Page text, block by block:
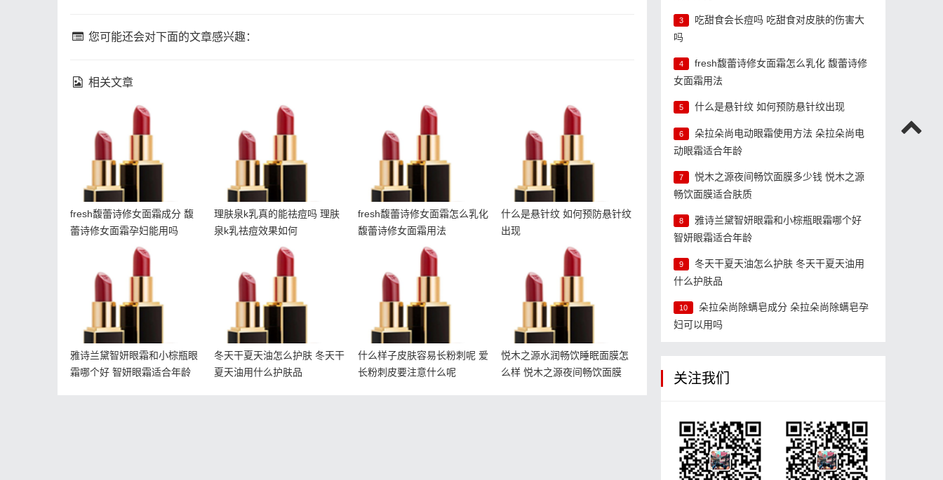
您可能还会对下面的文章感兴趣：
相关文章
fresh馥蕾诗修女面霜成分
fresh馥蕾诗修女面霜成分 馥
蕾诗修女面霜孕妇能用吗
理肤泉k乳真的能祛痘吗 理
理肤泉k乳真的能祛痘吗 理肤
泉k乳祛痘效果如何
fresh馥蕾诗修女面霜怎么
fresh馥蕾诗修女面霜怎么乳化
馥蕾诗修女面霜用法
什么是悬针纹 如何预防悬
什么是悬针纹 如何预防悬针纹
出现
雅诗兰黛智妍眼霜和小棕
合年龄
雅诗兰黛智妍眼霜和小棕瓶眼
霜哪个好 智妍眼霜适合年龄
冬天干夏天油怎么护肤 冬
冬天干夏天油怎么护肤 冬天干
夏天油用什么护肤品
什么样子皮肤容易长粉刺
什么样子皮肤容易长粉刺呢 爱
长粉刺皮要注意什么呢
悦木之源水润畅饮睡眠面
饮面膜
悦木之源水润畅饮睡眠面膜怎
么样 悦木之源夜间畅饮面膜
3
吃甜食会长痘吗 吃甜食对皮肤的伤害大
吗
4
fresh馥蕾诗修女面霜怎么乳化 馥蕾诗修
女面霜用法
5 什么是悬针纹 如何预防悬针纹出现
6
朵拉朵尚电动眼霜使用方法 朵拉朵尚电
动眼霜适合年龄
7
悦木之源夜间畅饮面膜多少钱 悦木之源
畅饮面膜适合肤质
8
雅诗兰黛智妍眼霜和小棕瓶眼霜哪个好
智妍眼霜适合年龄
9
冬天干夏天油怎么护肤 冬天干夏天油用
什么护肤品
10
朵拉朵尚除螨皂成分 朵拉朵尚除螨皂孕
妇可以用吗
关注我们